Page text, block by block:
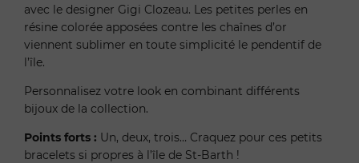
avec le designer Gigi Clozeau. Les petites perles en
résine colorée apposées contre les chaînes d’or
viennent sublimer en toute simplicité le pendentif de
l’île.
Personnalisez votre look en combinant différents
bijoux de la collection.
Points forts : Un, deux, trois… Craquez pour ces petits
bracelets si propres à l’île de St-Barth !